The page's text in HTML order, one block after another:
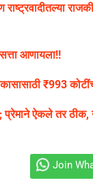
आणायला!!
₹993
ऐकले तर ठीक,
Join